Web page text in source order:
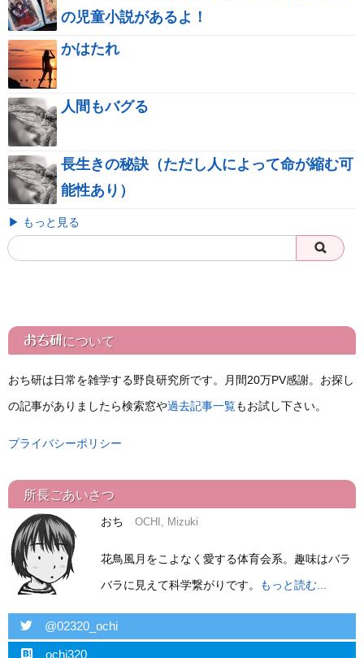
の児童小説があるよ！
かはたれ
人間もバグる
長生きの秘訣（ただし人によって命が縮む可
能性あり）
▶ もっと見る
おち研について
おち研は日常を雑学する野良研究所です。月間20万PV感謝。お探し
の記事がありましたら検索窓や過去記事一覧もお試し下さい。
プライバシーポリシー
所長ごあいさつ
おち OCHI, Mizuki
花鳥風月をこよなく愛する体育会系。趣味はバラ
バラに見えて科学繋がりです。
もっと読む...
twitter @02320_ochi
hatebu ochi320